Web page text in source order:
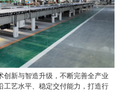
创新与智造升级，不断完善全产业
工艺水平、稳定交付能力，打造行